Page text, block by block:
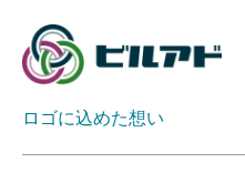
ロゴに込めた想い